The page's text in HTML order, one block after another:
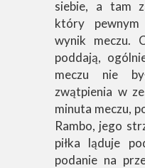
siebie, a tam
który pewnym
wynik meczu.
poddają,
meczu nie
zwątpienia w
minuta meczu,
Rambo, jego
piłka ląduje
podanie na